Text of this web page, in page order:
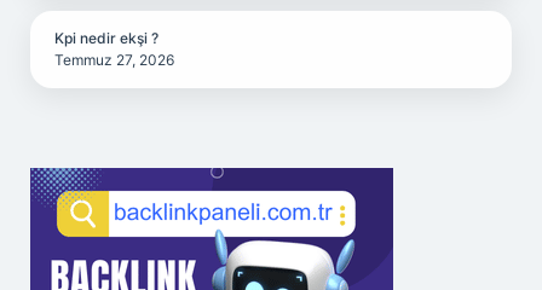
Kpi nedir ekşi ?
Temmuz 27, 2026